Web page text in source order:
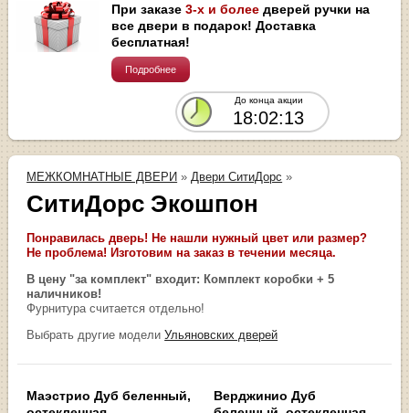
При заказе3-х и более дверей ручки на
все двери в подарок! Доставка
бесплатная!
Подробнее
До конца акции
18:02:13
МЕЖКОМНАТНЫЕ ДВЕРИ » Двери СитиДорс »
СитиДорс Экошпон
Понравилась дверь! Не нашли нужный цвет или размер?
Не проблема! Изготовим на заказ в течении месяца.
В цену "за комплект" входит: Комплект коробки + 5
наличников!
Фурнитура считается отдельно!
Выбрать другие моделиУльяновских дверей
Маэстрио Дуб беленный,
Верджинио Дуб